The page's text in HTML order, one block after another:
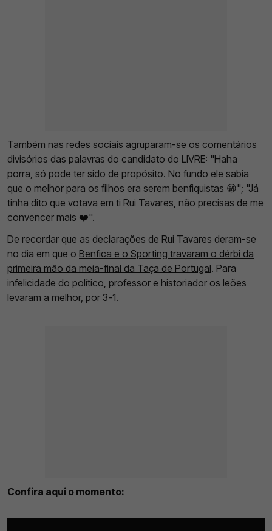
Também nas redes sociais agruparam-se os comentários
divisórios das palavras do candidato do LIVRE: "Haha
porra, só pode ter sido de propósito. No fundo ele sabia
que o melhor para os filhos era serem benfiquistas 😁"; "Já
tinha dito que votava em ti Rui Tavares, não precisas de me
convencer mais ❤️".
De recordar que as declarações de Rui Tavares deram-se
no dia em que o Benfica e o Sporting travaram o dérbi da
primeira mão da meia-final da Taça de Portugal. Para
infelicidade do político, professor e historiador os leões
levaram a melhor, por 3-1.
Confira aqui o momento: